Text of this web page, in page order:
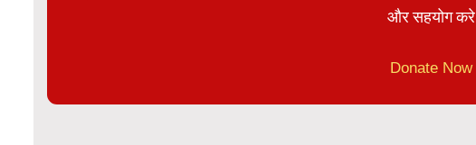
और सहयोग करे
Donate Now